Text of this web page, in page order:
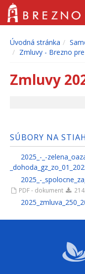
Úvodná stránka
Zmluvy - Brezno
Zmluvy
SÚBORY NA
2025_-_-
2025_-
PDF - dokument